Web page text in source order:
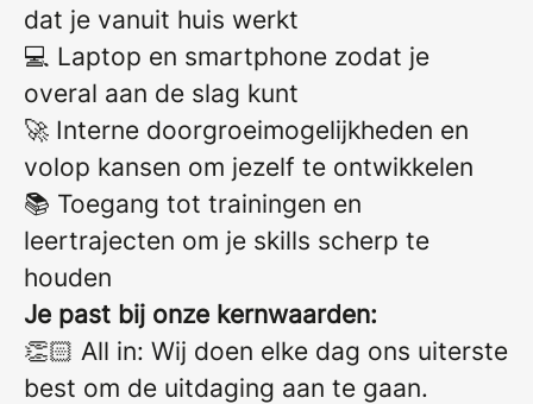
dat je vanuit huis werkt
💻 Laptop en smartphone zodat je
overal aan de slag kunt
🚀 Interne doorgroeimogelijkheden en
volop kansen om jezelf te ontwikkelen
📚 Toegang tot trainingen en
leertrajecten om je skills scherp te
houden
Je past bij onze kernwaarden:
👏🏻 All in: Wij doen elke dag ons uiterste
best om de uitdaging aan te gaan.